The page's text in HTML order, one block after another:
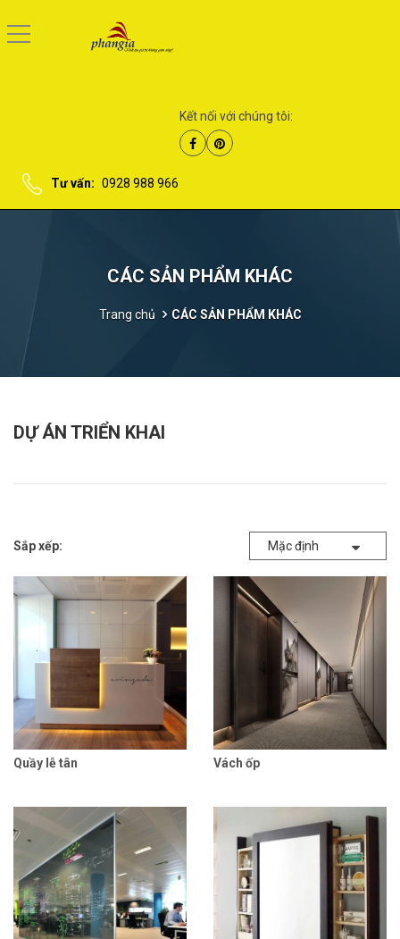
Kết nối với chúng tôi:
Tư vấn: 0928 988 966
CÁC SẢN PHẨM KHÁC
Trang chủ CÁC SẢN PHẨM KHÁC
DỰ ÁN TRIỂN KHAI
Sắp xếp: Mặc định
Quầy lễ tân Vách ốp